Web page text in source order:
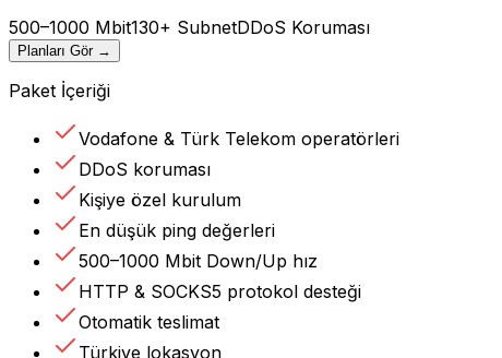
500–1000 Mbit130+ SubnetDDoS Koruması
Planları Gör →
Paket İçeriği
Vodafone & Türk Telekom operatörleri
DDoS koruması
Kişiye özel kurulum
En düşük ping değerleri
500–1000 Mbit Down/Up hız
HTTP & SOCKS5 protokol desteği
Otomatik teslimat
Türkiye lokasyon